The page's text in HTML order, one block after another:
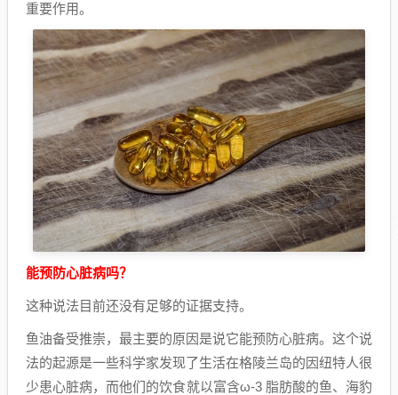
重要作用。
能预防心脏病吗？
这种说法目前还没有足够的证据支持。
鱼油备受推崇，最主要的原因是说它能预防心脏病。这个说
法的起源是一些科学家发现了生活在格陵兰岛的因纽特人很
少患心脏病，而他们的饮食就以富含ω-3 脂肪酸的鱼、海豹